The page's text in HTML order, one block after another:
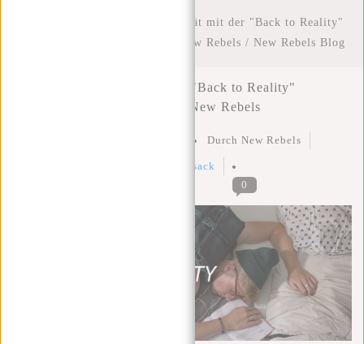
Zurück in die Realität mit der "Back to Reality"
Kampagne der Taschenmarke New Rebels / New Rebels Blog
Zurück in die Realität mit der "Back to Reality"
Kampagne der Taschenmarke New Rebels
Durch New Rebels
rucksack
0